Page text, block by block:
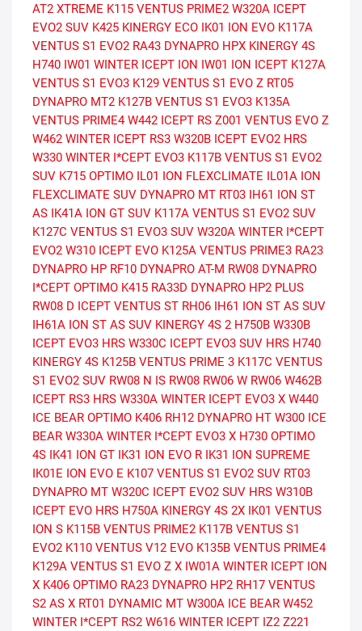
AT2 XTREME K115 VENTUS PRIME2 W320A ICEPT
EVO2 SUV K425 KINERGY ECO IK01 ION EVO K117A
VENTUS S1 EVO2 RA43 DYNAPRO HPX KINERGY 4S
H740 IW01 WINTER ICEPT ION IW01 ION ICEPT K127A
VENTUS S1 EVO3 K129 VENTUS S1 EVO Z RT05
DYNAPRO MT2 K127B VENTUS S1 EVO3 K135A
VENTUS PRIME4 W442 ICEPT RS Z001 VENTUS EVO Z
W462 WINTER ICEPT RS3 W320B ICEPT EVO2 HRS
W330 WINTER I*CEPT EVO3 K117B VENTUS S1 EVO2
SUV K715 OPTIMO IL01 ION FLEXCLIMATE IL01A ION
FLEXCLIMATE SUV DYNAPRO MT RT03 IH61 ION ST
AS IK41A ION GT SUV K117A VENTUS S1 EVO2 SUV
K127C VENTUS S1 EVO3 SUV W320A WINTER I*CEPT
EVO2 W310 ICEPT EVO K125A VENTUS PRIME3 RA23
DYNAPRO HP RF10 DYNAPRO AT-M RW08 DYNAPRO
I*CEPT OPTIMO K415 RA33D DYNAPRO HP2 PLUS
RW08 D ICEPT VENTUS ST RH06 IH61 ION ST AS SUV
IH61A ION ST AS SUV KINERGY 4S 2 H750B W330B
ICEPT EVO3 HRS W330C ICEPT EVO3 SUV HRS H740
KINERGY 4S K125B VENTUS PRIME 3 K117C VENTUS
S1 EVO2 SUV RW08 N IS RW08 RW06 W RW06 W462B
ICEPT RS3 HRS W330A WINTER ICEPT EVO3 X W440
ICE BEAR OPTIMO K406 RH12 DYNAPRO HT W300 ICE
BEAR W330A WINTER I*CEPT EVO3 X H730 OPTIMO
4S IK41 ION GT IK31 ION EVO R IK31 ION SUPREME
IK01E ION EVO E K107 VENTUS S1 EVO2 SUV RT03
DYNAPRO MT W320C ICEPT EVO2 SUV HRS W310B
ICEPT EVO HRS H750A KINERGY 4S 2X IK01 VENTUS
ION S K115B VENTUS PRIME2 K117B VENTUS S1
EVO2 K110 VENTUS V12 EVO K135B VENTUS PRIME4
K129A VENTUS S1 EVO Z X IW01A WINTER ICEPT ION
X K406 OPTIMO RA23 DYNAPRO HP2 RH17 VENTUS
S2 AS X RT01 DYNAMIC MT W300A ICE BEAR W452
WINTER I*CEPT RS2 W616 WINTER ICEPT IZ2 Z221